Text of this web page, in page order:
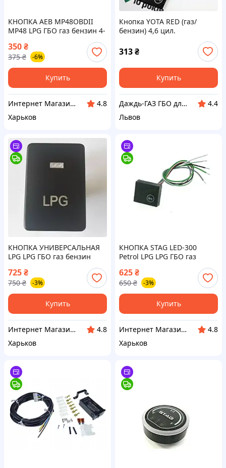
КНОПКА AEB MP48OBDII
MP48 LPG ГБО газ бензин 4-
(универсальная)
350₴
375 ₴ -6%
Купить
Интернет Магазин AVTOTEST
4.8
Харьков
Кнопка YOTA RED (газ/
бензин) 4,6 цил.
313₴
Купить
Даждь-ГАЗ ГБО для авто
4.4
Львов
КНОПКА УНИВЕРСАЛЬНАЯ
LPG LPG ГБО газ бензин
Toyota Landcruiser 200 2008-
2013,RAV4 2006-2011, Hilux
2015+
725₴
750 ₴ -3%
Купить
Интернет Магазин AVTOTEST
4.8
Харьков
КНОПКА STAG LED-300
Petrol LPG LPG ГБО газ
625₴
650 ₴ -3%
Купить
Интернет Магазин AVTOTEST
4.8
Харьков